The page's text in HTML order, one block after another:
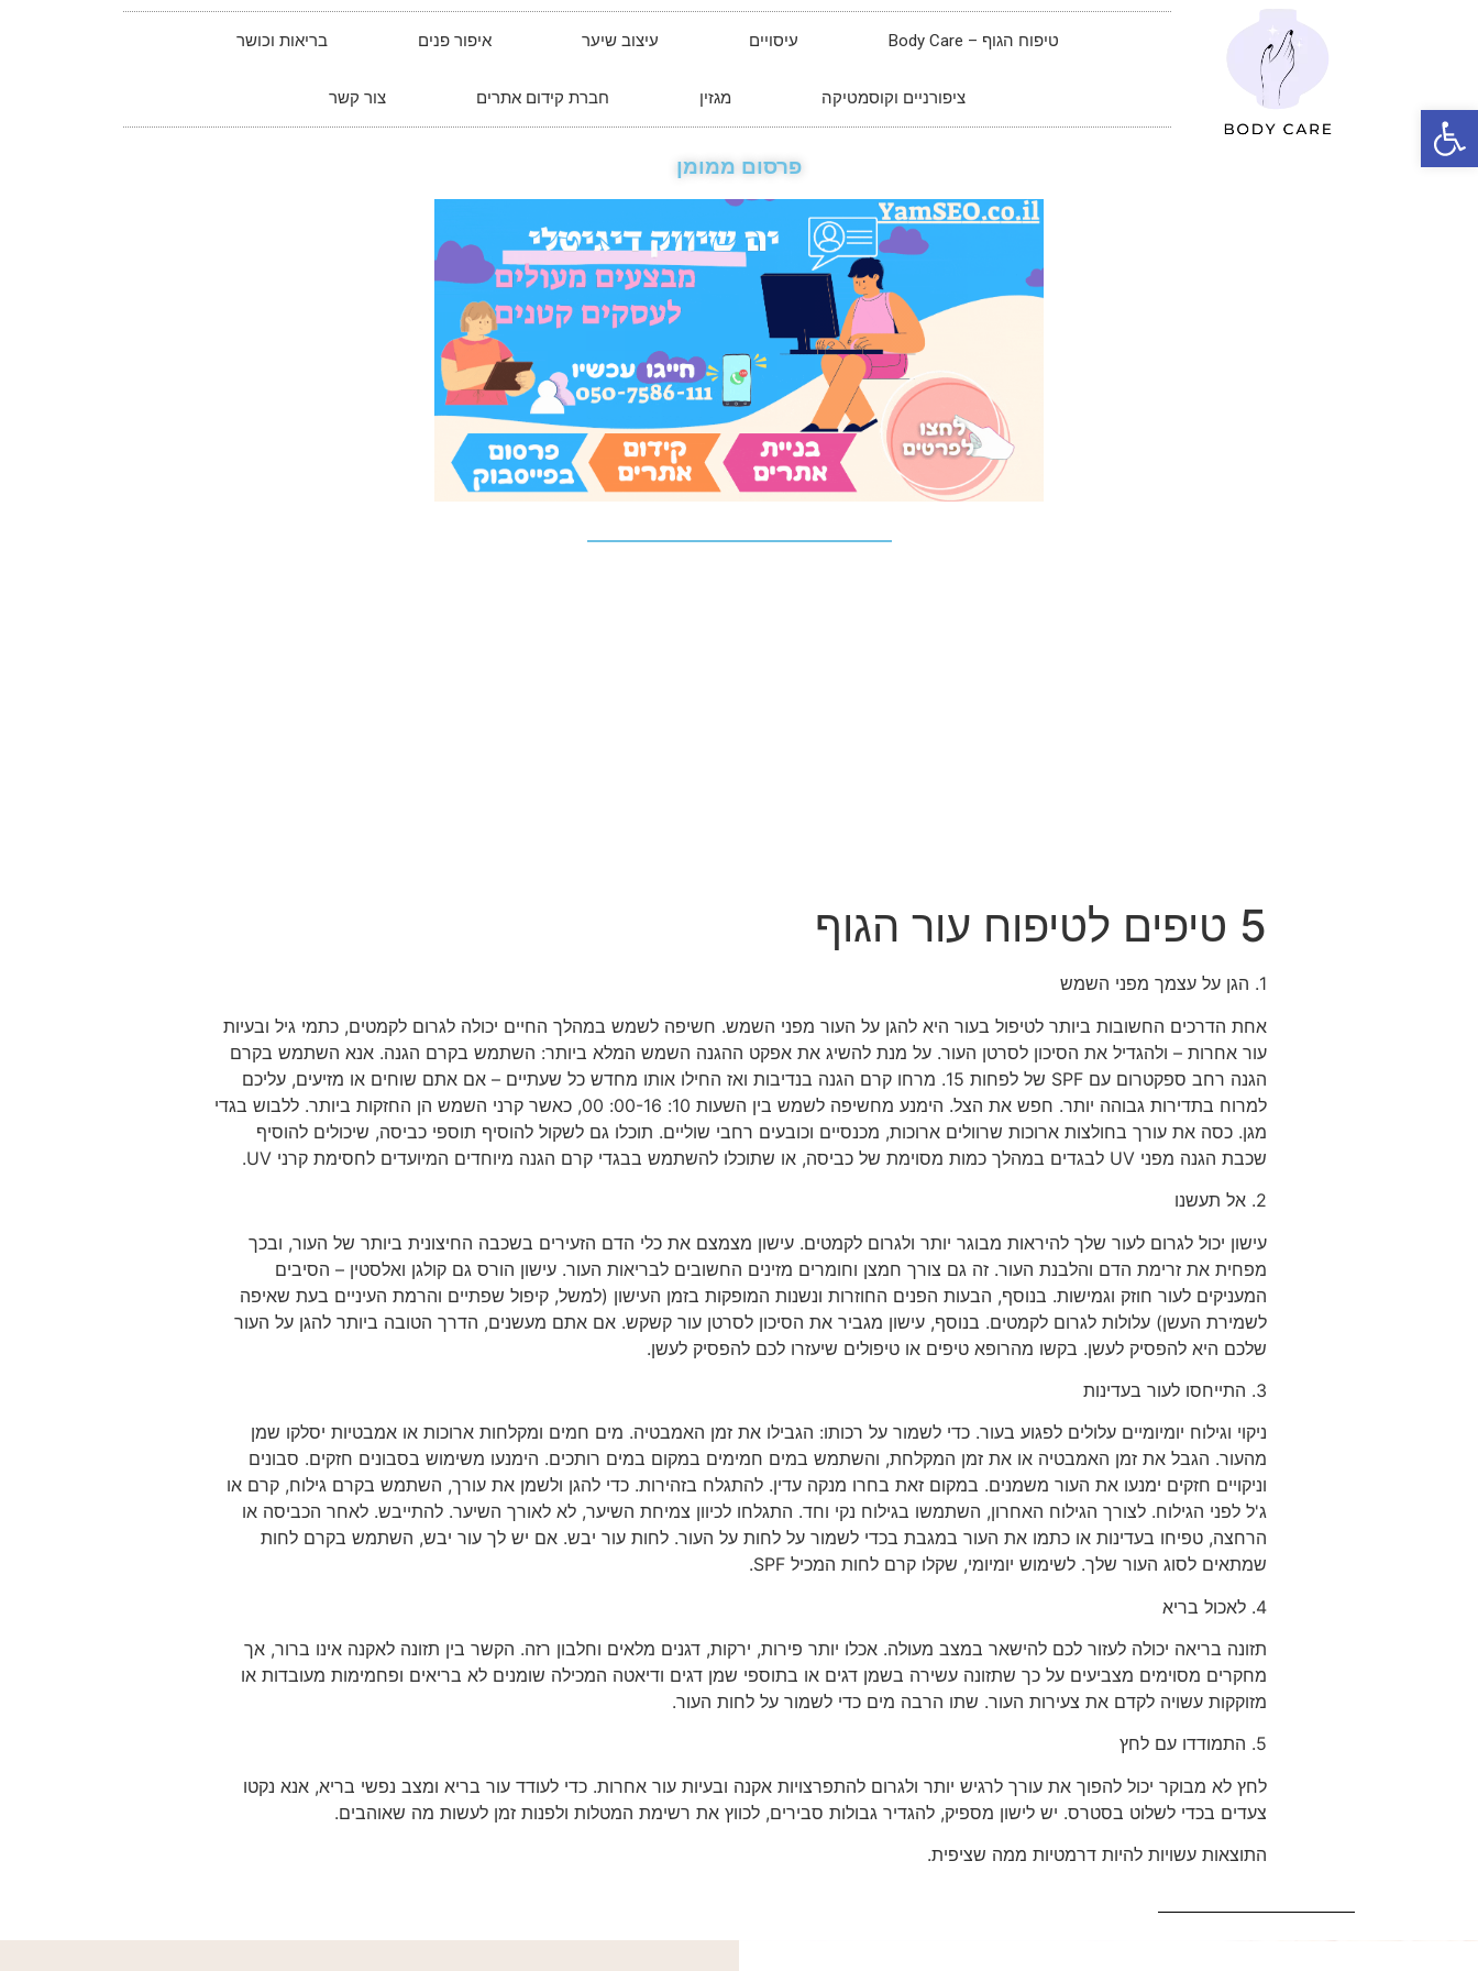
פתח סרגל נגישות
טיפוח הגוף – Body Care עיסויים עיצוב שיער איפור פנים בריאות וכושר
ציפורניים וקוסמטיקה מגזין חברת קידום אתרים צור קשר
פרסום ממומן
5 טיפים לטיפוח עור הגוף
1. הגן על עצמך מפני השמש
אחת הדרכים החשובות ביותר לטיפול בעור היא להגן על העור מפני השמש. חשיפה לשמש במהלך החיים יכולה לגרום לקמטים, כתמי גיל ובעיות
עור אחרות – ולהגדיל את הסיכון לסרטן העור. על מנת להשיג את אפקט ההגנה השמש המלא ביותר: השתמש בקרם הגנה. אנא השתמש בקרם
הגנה רחב ספקטרום עם SPF של לפחות 15. מרחו קרם הגנה בנדיבות ואז החילו אותו מחדש כל שעתיים – אם אתם שוחים או מזיעים, עליכם
למרוח בתדירות גבוהה יותר. חפש את הצל. הימנע מחשיפה לשמש בין השעות 10: 00-16: 00, כאשר קרני השמש הן החזקות ביותר. ללבוש בגדי
מגן. כסה את עורך בחולצות ארוכות שרוולים ארוכות, מכנסיים וכובעים רחבי שוליים. תוכלו גם לשקול להוסיף תוספי כביסה, שיכולים להוסיף
שכבת הגנה מפני UV לבגדים במהלך כמות מסוימת של כביסה, או שתוכלו להשתמש בבגדי קרם הגנה מיוחדים המיועדים לחסימת קרני UV.
2. אל תעשנו
עישון יכול לגרום לעור שלך להיראות מבוגר יותר ולגרום לקמטים. עישון מצמצם את כלי הדם הזעירים בשכבה החיצונית ביותר של העור, ובכך
מפחית את זרימת הדם והלבנת העור. זה גם צורך חמצן וחומרים מזינים החשובים לבריאות העור. עישון הורס גם קולגן ואלסטין – הסיבים
המעניקים לעור חוזק וגמישות. בנוסף, הבעות הפנים החוזרות ונשנות המופקות בזמן העישון (למשל, קיפול שפתיים והרמת העיניים בעת שאיפה
לשמירת העשן) עלולות לגרום לקמטים. בנוסף, עישון מגביר את הסיכון לסרטן עור קשקש. אם אתם מעשנים, הדרך הטובה ביותר להגן על העור
שלכם היא להפסיק לעשן. בקשו מהרופא טיפים או טיפולים שיעזרו לכם להפסיק לעשן.
3. התייחסו לעור בעדינות
ניקוי וגילוח יומיומיים עלולים לפגוע בעור. כדי לשמור על רכותו: הגבילו את זמן האמבטיה. מים חמים ומקלחות ארוכות או אמבטיות יסלקו שמן
מהעור. הגבל את זמן האמבטיה או את זמן המקלחת, והשתמש במים חמימים במקום במים רותכים. הימנעו משימוש בסבונים חזקים. סבונים
וניקויים חזקים ימנעו את העור משמנים. במקום זאת בחרו מנקה עדין. להתגלח בזהירות. כדי להגן ולשמן את עורך, השתמש בקרם גילוח, קרם או
ג'ל לפני הגילוח. לצורך הגילוח האחרון, השתמשו בגילוח נקי וחד. התגלחו לכיוון צמיחת השיער, לא לאורך השיער. להתייבש. לאחר הכביסה או
הרחצה, טפיחו בעדינות או כתמו את העור במגבת בכדי לשמור על לחות על העור. לחות עור יבש. אם יש לך עור יבש, השתמש בקרם לחות
שמתאים לסוג העור שלך. לשימוש יומיומי, שקלו קרם לחות המכיל SPF.
4. לאכול בריא
תזונה בריאה יכולה לעזור לכם להישאר במצב מעולה. אכלו יותר פירות, ירקות, דגנים מלאים וחלבון רזה. הקשר בין תזונה לאקנה אינו ברור, אך
מחקרים מסוימים מצביעים על כך שתזונה עשירה בשמן דגים או בתוספי שמן דגים ודיאטה המכילה שומנים לא בריאים ופחמימות מעובדות או
מזוקקות עשויה לקדם את צעירות העור. שתו הרבה מים כדי לשמור על לחות העור.
5. התמודדו עם לחץ
לחץ לא מבוקר יכול להפוך את עורך לרגיש יותר ולגרום להתפרצויות אקנה ובעיות עור אחרות. כדי לעודד עור בריא ומצב נפשי בריא, אנא נקטו
צעדים בכדי לשלוט בסטרס. יש לישון מספיק, להגדיר גבולות סבירים, לכווץ את רשימת המטלות ולפנות זמן לעשות מה שאוהבים.
התוצאות עשויות להיות דרמטיות ממה שציפית.